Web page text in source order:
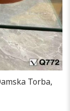
Torba,